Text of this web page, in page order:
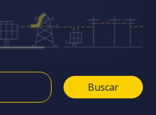
Buscar